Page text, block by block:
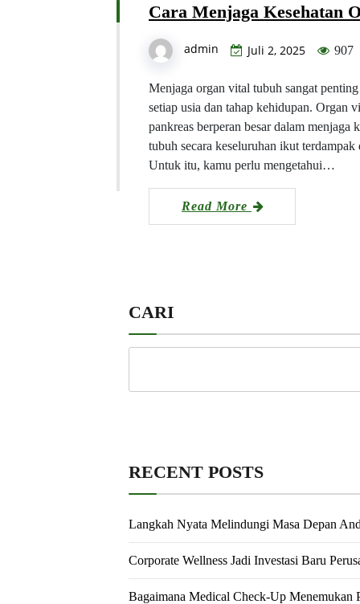
Cara Menjaga Kesehatan
admin Juli 2, 2025 907
Menjaga organ vital tubuh sangat
setiap usia dan tahap kehidupan. Organ
pankreas berperan besar dalam menjaga
tubuh secara keseluruhan ikut
Untuk itu, kamu perlu mengetahui…
Read More
CARI
RECENT POSTS
Langkah Nyata Melindungi Masa Depan
Corporate Wellness Jadi Investasi Baru
Bagaimana Medical Check-Up Menemukan